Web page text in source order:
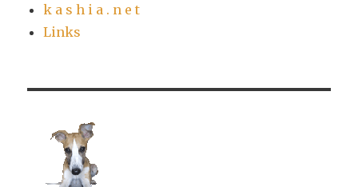
k a s h i a . n e t
Links